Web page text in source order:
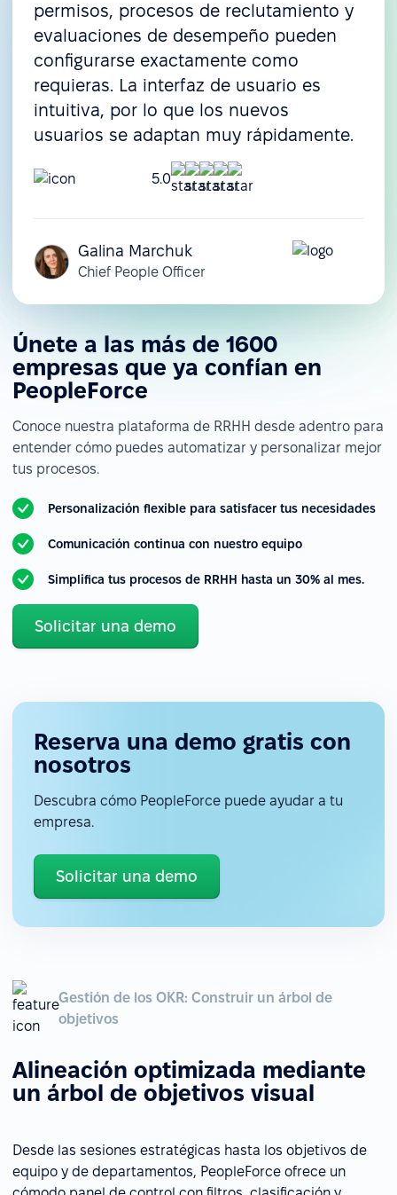
permisos, procesos de reclutamiento y
evaluaciones de desempeño pueden
configurarse exactamente como
requieras. La interfaz de usuario es
intuitiva, por lo que los nuevos
usuarios se adaptan muy rápidamente.
5.0
Galina Marchuk
Chief People Officer
Únete a las más de 1600
empresas que ya confían en
PeopleForce
Conoce nuestra plataforma de RRHH desde adentro para
entender cómo puedes automatizar y personalizar mejor
tus procesos.
Personalización flexible para satisfacer tus necesidades
Comunicación continua con nuestro equipo
Simplifica tus procesos de RRHH hasta un 30% al mes.
Solicitar una demo
Reserva una demo gratis con
nosotros
Descubra cómo PeopleForce puede ayudar a tu
empresa.
Solicitar una demo
Gestión de los OKR: Construir un árbol de
objetivos
Alineación optimizada mediante
un árbol de objetivos visual
Desde las sesiones estratégicas hasta los objetivos de
equipo y de departamentos, PeopleForce ofrece un